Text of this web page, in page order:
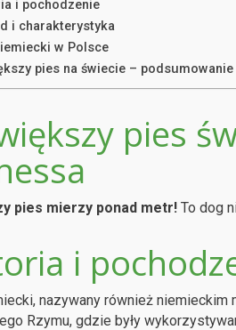
i pochodzenie
i charakterystyka
w Polsce
pies na świecie – podsumowanie
pies
pies mierzy ponad metr!To dog
i
nazywany również niemieckim
Rzymu, gdzie były